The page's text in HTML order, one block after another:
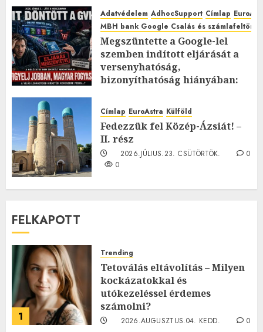
Adatvédelem AdhocSupport Címlap
MBH bank Google Csalás és
Megszüntette a Google-lel
szemben indított eljárását a
versenyhatóság,
bizonyíthatóság hiányában:
2026.JÚLIUS.23. CSÜTÖRTÖK.
0
Címlap EuroAstra Külföld
Fedezzük fel Közép-Ázsiát! –
II. rész
2026.JÚLIUS.23. CSÜTÖRTÖK.
0
0
FELKAPOTT
1
Trending
Tetoválás eltávolítás – Milyen
kockázatokkal és
utókezeléssel érdemes
számolni?
2026.AUGUSZTUS.04. KEDD.
0